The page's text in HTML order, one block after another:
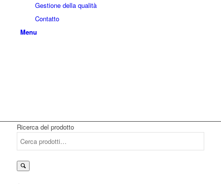
Gestione della qualità
Contatto
Menu
Ricerca del prodotto